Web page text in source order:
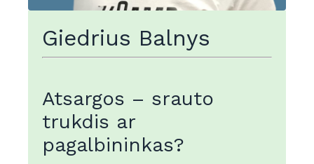
Giedrius Balnys
Atsargos – srauto
trukdis ar
pagalbininkas?